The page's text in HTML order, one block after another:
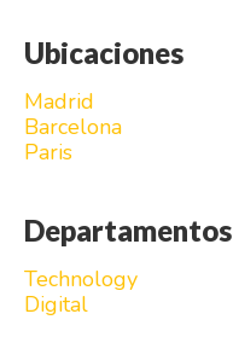
Ubicaciones
Madrid
Barcelona
Paris
Departamentos
Technology
Digital